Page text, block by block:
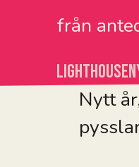
från
lighthouse
Nytt